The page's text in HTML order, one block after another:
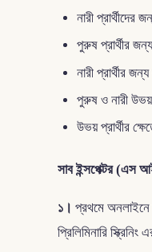
নারী
পুরুষ প্রার্থীর
নারী প্রার্থীর
পুরুষ ও নারী
উভয় প্রার্থীর
সাব ইন্সপেক্টর (এস
১। প্রথমে অনলাইনে
প্রিলিমিনারি